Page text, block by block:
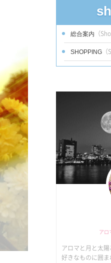
総合案内 （
SHOPPING
アロ
アロマと月と太
好きなものに囲ま